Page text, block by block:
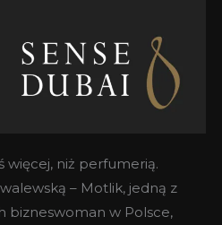
więcej, niż perfumerią.
– Motlik, jedną z
bizneswoman w Polsce,